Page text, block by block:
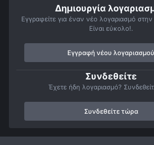
Δημιουργία
Εγγραφείτε για έναν νέο λογαριασμό
Είναι εύκολο!.
Εγγραφή νέου λογαριασμού
Συνδεθείτε
Έχετε ήδη λογαριασμό?
Συνδεθείτε τώρα